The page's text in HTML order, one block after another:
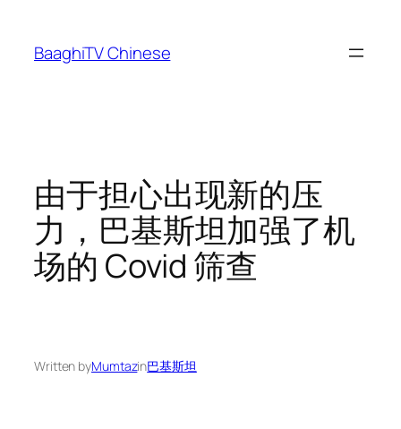
content
BaaghiTV Chinese
由于担心出现新的压
力，巴基斯坦加强了机
场的 Covid 筛查
Written byMumtazin巴基斯坦